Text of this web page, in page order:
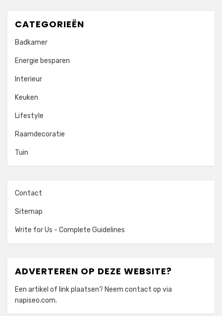
CATEGORIEËN
Badkamer
Energie besparen
Interieur
Keuken
Lifestyle
Raamdecoratie
Tuin
Contact
Sitemap
Write for Us - Complete Guidelines
ADVERTEREN OP DEZE WEBSITE?
Een artikel of link plaatsen? Neem contact op via
napiseo.com.